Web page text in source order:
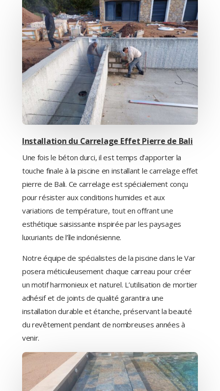
Installation du Carrelage Effet Pierre de Bali
Une fois le béton durci, il est temps d’apporter la
touche finale à la piscine en installant le carrelage effet
pierre de Bali. Ce carrelage est spécialement conçu
pour résister aux conditions humides et aux
variations de température, tout en offrant une
esthétique saisissante inspirée par les paysages
luxuriants de l’île indonésienne.
Notre équipe de spécialistes de la piscine dans le Var
posera méticuleusement chaque carreau pour créer
un motif harmonieux et naturel. L’utilisation de mortier
adhésif et de joints de qualité garantira une
installation durable et étanche, préservant la beauté
du revêtement pendant de nombreuses années à
venir.